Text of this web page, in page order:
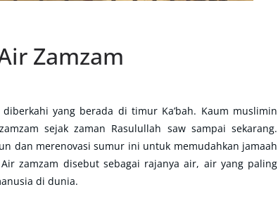
Zamzam
yang berada di timur Ka’bah. Kaum muslimin
sejak zaman Rasulullah saw sampai sekarang.
dan merenovasi sumur ini untuk memudahkan jamaah
zamzam disebut sebagai rajanya air, air yang paling
di dunia.